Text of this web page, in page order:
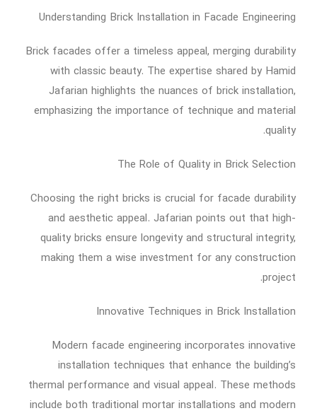
Understanding Brick Installation in Facade Engineering
Brick facades offer a timeless appeal, merging durability
with classic beauty. The expertise shared by Hamid
Jafarian highlights the nuances of brick installation,
emphasizing the importance of technique and material
quality.
The Role of Quality in Brick Selection
Choosing the right bricks is crucial for facade durability
and aesthetic appeal. Jafarian points out that high-
quality bricks ensure longevity and structural integrity,
making them a wise investment for any construction
project.
Innovative Techniques in Brick Installation
Modern facade engineering incorporates innovative
installation techniques that enhance the building’s
thermal performance and visual appeal. These methods
include both traditional mortar installations and modern